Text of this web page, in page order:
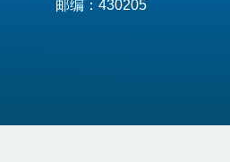
邮编：430205